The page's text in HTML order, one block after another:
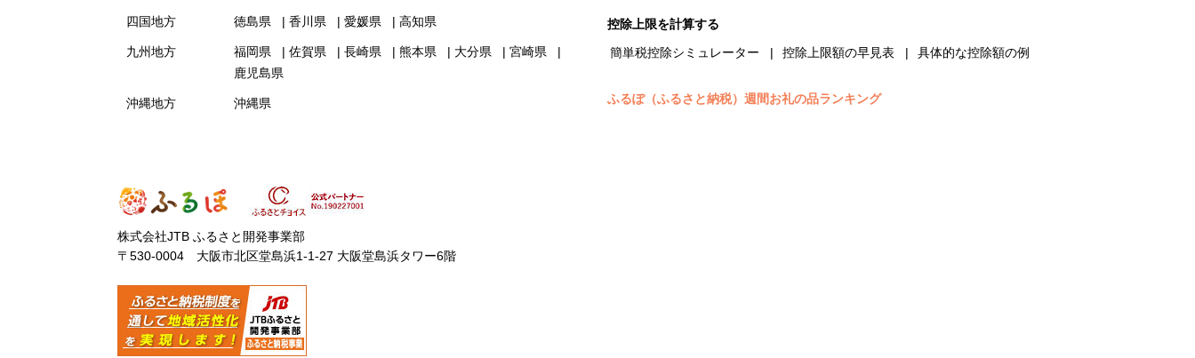
四国地方 徳島県 香川県 愛媛県 高知県
九州地方 福岡県 佐賀県 長崎県 熊本県 大分県
宮崎県
鹿児島県
沖縄地方 沖縄県
控除上限を計算する
簡単税控除シミュレーター
控除上限額の早見表 具体的な控除額の例
ふるぽ（ふるさと納税）週間お礼の品ランキング
株式会社JTB ふるさと開発事業部
〒530-0004 大阪市北区堂島浜1-1-27 大阪堂島浜タワー6階